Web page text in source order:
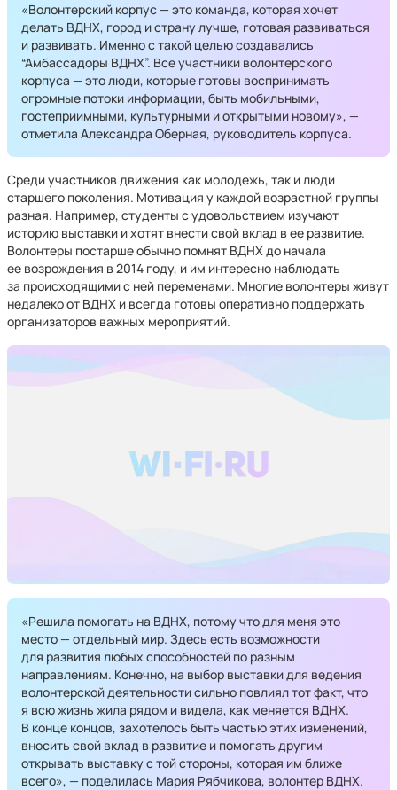
«Волонтерский корпус — это команда, которая хочет
делать ВДНХ, город и страну лучше, готовая развиваться
и развивать. Именно с такой целью создавались
“Амбассадоры ВДНХ”. Все участники волонтерского
корпуса — это люди, которые готовы воспринимать
огромные потоки информации, быть мобильными,
гостеприимными, культурными и открытыми новому», —
отметила Александра Оберная, руководитель корпуса.
Среди участников движения как молодежь, так и люди
старшего поколения. Мотивация у каждой возрастной группы
разная. Например, студенты с удовольствием изучают
историю выставки и хотят внести свой вклад в ее развитие.
Волонтеры постарше обычно помнят ВДНХ до начала
ее возрождения в 2014 году, и им интересно наблюдать
за происходящими с ней переменами. Многие волонтеры живут
недалеко от ВДНХ и всегда готовы оперативно поддержать
организаторов важных мероприятий.
«Решила помогать на ВДНХ, потому что для меня это
место — отдельный мир. Здесь есть возможности
для развития любых способностей по разным
направлениям. Конечно, на выбор выставки для ведения
волонтерской деятельности сильно повлиял тот факт, что
я всю жизнь жила рядом и видела, как меняется ВДНХ.
В конце концов, захотелось быть частью этих изменений,
вносить свой вклад в развитие и помогать другим
открывать выставку с той стороны, которая им ближе
всего», — поделилась Мария Рябчикова, волонтер ВДНХ.